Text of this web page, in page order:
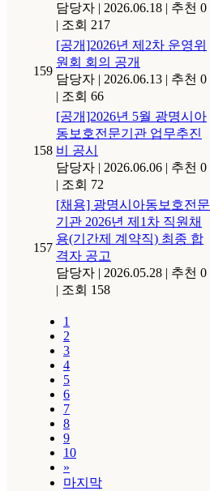
담당자 | 2026.06.18 | 추천 0
| 조회 217
159
[공개]2026년 제2차 운영위
원회 회의 공개
담당자 | 2026.06.13 | 추천 0
| 조회 66
158
[공개]2026년 5월 광명시아
동보호전문기관 업무추진
비 공시
담당자 | 2026.06.06 | 추천 0
| 조회 72
157
[채용] 광명시아동보호전문
기관 2026년 제1차 직원채
용(기간제 계약직) 최종 합
격자 공고
담당자 | 2026.05.28 | 추천 0
| 조회 158
1
2
3
4
5
6
7
8
9
10
»
마지막